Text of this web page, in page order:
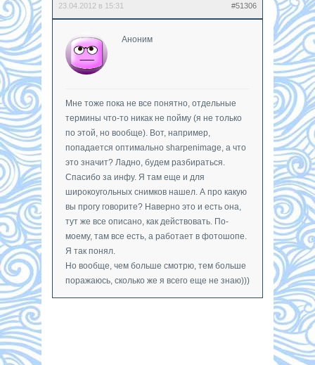
23.04.2012 в 15:31 #51306
Аноним
Мне тоже пока не все понятно, отдельные
термины что-то никак не пойму (я не только
по этой, но вообще). Вот, например,
попадается оптимально sharpenimage, а что
это значит? Ладно, будем разбираться.
Спасибо за инфу. Я там еще и для
широкоугольных снимков нашел. А про какую
вы прогу говорите? Наверно это и есть она,
тут же все описано, как действовать. По-
моему, там все есть, а работает в фотошопе.
Я так понял.
Но вообще, чем больше смотрю, тем больше
поражаюсь, сколько же я всего еще не знаю)))